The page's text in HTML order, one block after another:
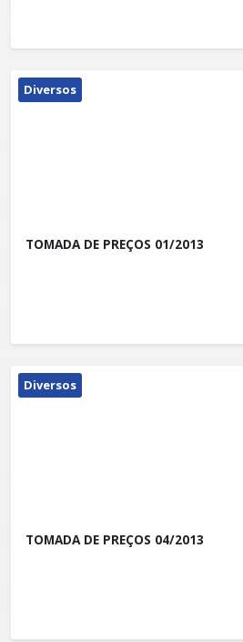
Diversos
TOMADA DE PREÇOS 01/2013
Diversos
TOMADA DE PREÇOS 04/2013